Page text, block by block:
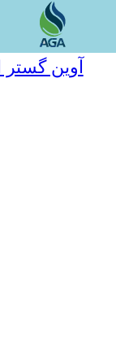
آوین گستر